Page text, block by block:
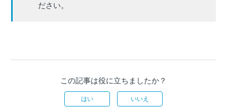
ださい。
この記事は役に立ちましたか？
はい いいえ